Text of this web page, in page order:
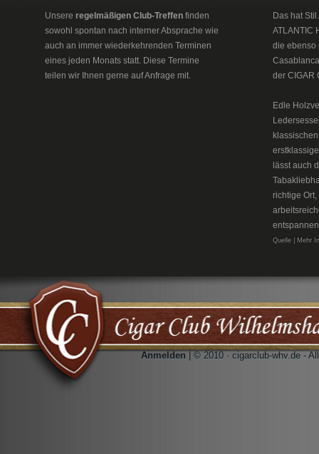
Unsere regelmäßigen Club-Treffen finden
sowohl spontan nach interner Absprache wie
auch an immer wiederkehrenden Terminen
eines jeden Monats statt. Diese Termine
teilen wir Ihnen gerne auf Anfrage mit.
Das hat
ATLANTIC
die ebenso
der CIGAR
Edle
lässt auch
richtige
Quelle | Mehr
Anmelden | © 2010 · cigarclub-whv.de -